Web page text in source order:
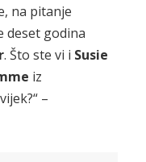
na pitanje
deset godina
. Što ste vi i Susie
iz
–